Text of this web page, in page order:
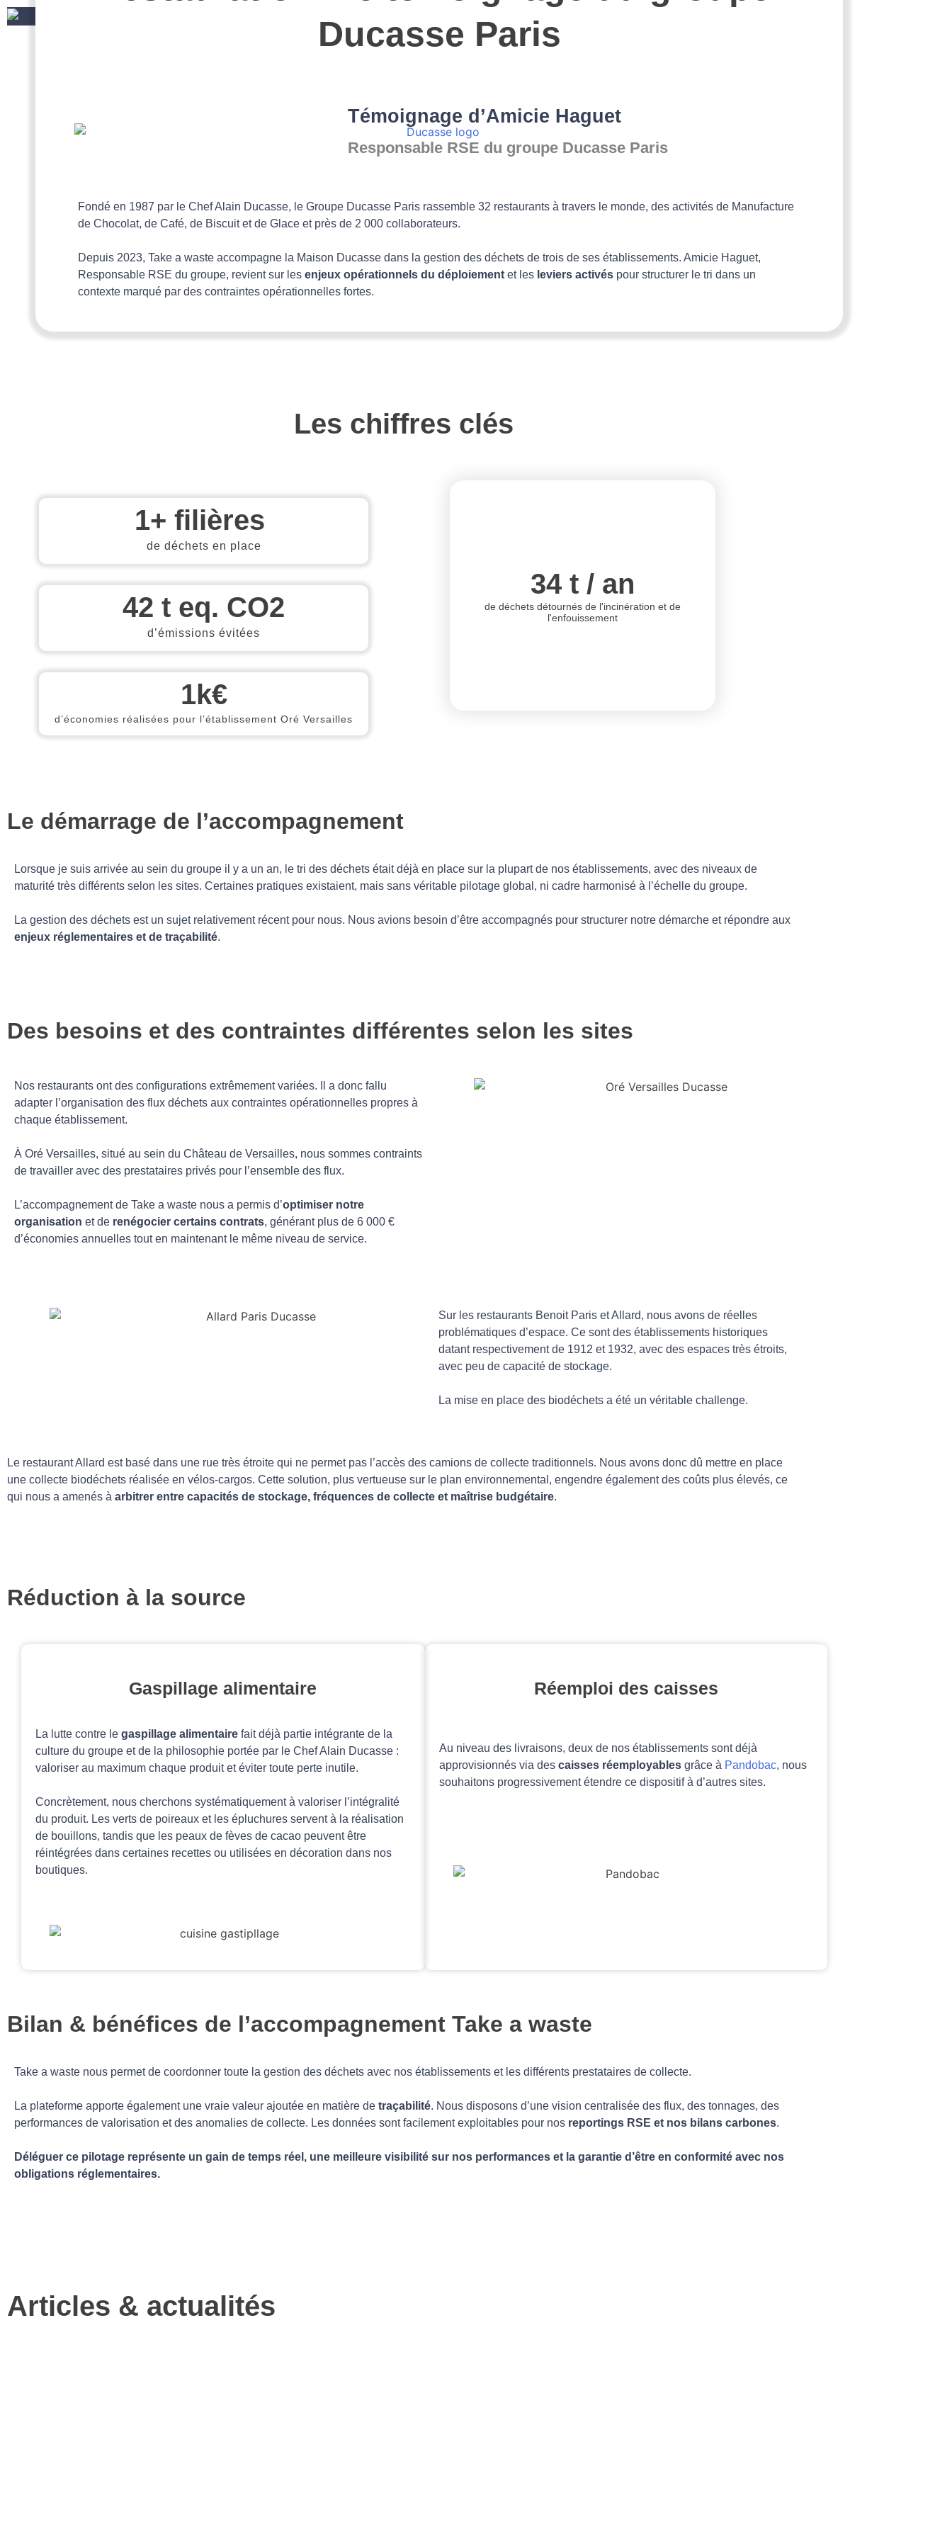
Ducasse Paris
Témoignage d’Amicie Haguet
Responsable RSE du groupe Ducasse Paris
Fondé en 1987 par le Chef Alain Ducasse, le Groupe Ducasse Paris rassemble 32 restaurants à travers le monde, des activités de Manufacture
de Chocolat, de Café, de Biscuit et de Glace et près de 2 000 collaborateurs.
Depuis 2023, Take a waste accompagne la Maison Ducasse dans la gestion des déchets de trois de ses établissements. Amicie Haguet,
Responsable RSE du groupe, revient sur les enjeux opérationnels du déploiement et les leviers activés pour structurer le tri dans un
contexte marqué par des contraintes opérationnelles fortes.
Les chiffres clés
de déchets en place
1+ filières
d’émissions évitées
42 t eq. CO2
d’économies réalisées pour l’établissement Oré Versailles
1k€
34 t / an
de déchets détournés de l'incinération et de
l'enfouissement
Le démarrage de l’accompagnement
Lorsque je suis arrivée au sein du groupe il y a un an, le tri des déchets était déjà en place sur la plupart de nos établissements, avec des niveaux de
maturité très différents selon les sites. Certaines pratiques existaient, mais sans véritable pilotage global, ni cadre harmonisé à l’échelle du groupe.
La gestion des déchets est un sujet relativement récent pour nous. Nous avions besoin d’être accompagnés pour structurer notre démarche et répondre aux
enjeux réglementaires et de traçabilité.
Des besoins et des contraintes différentes selon les sites
Nos restaurants ont des configurations extrêmement variées. Il a donc fallu
adapter l’organisation des flux déchets aux contraintes opérationnelles propres à
chaque établissement.
À Oré Versailles, situé au sein du Château de Versailles, nous sommes contraints
de travailler avec des prestataires privés pour l’ensemble des flux.
L’accompagnement de Take a waste nous a permis d’optimiser notre
organisation et de renégocier certains contrats, générant plus de 6 000 €
d’économies annuelles tout en maintenant le même niveau de service.
Sur les restaurants Benoit Paris et Allard, nous avons de réelles
problématiques d’espace. Ce sont des établissements historiques
datant respectivement de 1912 et 1932, avec des espaces très étroits,
avec peu de capacité de stockage.
La mise en place des biodéchets a été un véritable challenge.
Le restaurant Allard est basé dans une rue très étroite qui ne permet pas l’accès des camions de collecte traditionnels. Nous avons donc dû mettre en place
une collecte biodéchets réalisée en vélos-cargos. Cette solution, plus vertueuse sur le plan environnemental, engendre également des coûts plus élevés, ce
qui nous a amenés à arbitrer entre capacités de stockage, fréquences de collecte et maîtrise budgétaire.
Réduction à la source
Gaspillage alimentaire
La lutte contre le gaspillage alimentaire fait déjà partie intégrante de la
culture du groupe et de la philosophie portée par le Chef Alain Ducasse :
valoriser au maximum chaque produit et éviter toute perte inutile.
Concrètement, nous cherchons systématiquement à valoriser l’intégralité
du produit. Les verts de poireaux et les épluchures servent à la réalisation
de bouillons, tandis que les peaux de fèves de cacao peuvent être
réintégrées dans certaines recettes ou utilisées en décoration dans nos
boutiques.
Réemploi des caisses
Au niveau des livraisons, deux de nos établissements sont déjà
approvisionnés via des caisses réemployablesgrâce à Pandobac, nous
souhaitons progressivement étendre ce dispositif à d’autres sites.
Bilan & bénéfices de l’accompagnement Take a waste
Take a waste nous permet de coordonner toute la gestion des déchets avec nos établissements et les différents prestataires de collecte.
La plateforme apporte également une vraie valeur ajoutée en matière de traçabilité. Nous disposons d’une vision centralisée des flux, des tonnages, des
performances de valorisation et des anomalies de collecte. Les données sont facilement exploitables pour nos reportings RSE et nos bilans carbones.
Déléguer ce pilotage représente un gain de temps réel, une meilleure visibilité sur nos performances et la garantie d’être en conformité avec nos
obligations réglementaires.
Articles & actualités